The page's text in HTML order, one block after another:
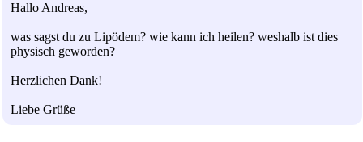
Hallo Andreas,
was sagst du zu Lipödem? wie kann ich heilen? weshalb ist dies
physisch geworden?
Herzlichen Dank!
Liebe Grüße